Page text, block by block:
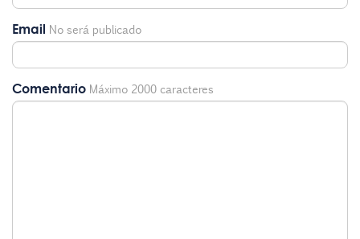
Email No será publicado
Comentario Máximo 2000 caracteres